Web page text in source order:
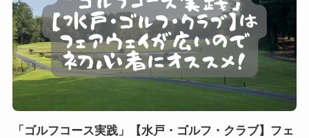
「ゴルフコース実践」【水戸・ゴルフ・クラブ】フェ